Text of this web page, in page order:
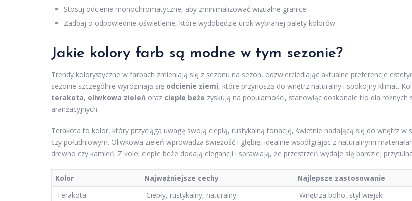
Stosuj odcienie monochromatyczne, aby zminimalizować wizualne granice.
Zadbaj o odpowiednie oświetlenie, które wydobędzie urok wybranej palety kolorów.
Jakie kolory farb są modne w tym sezonie?
Trendy kolorystyczne w farbach zmieniają się z sezonu na sezon, odzwierciedlając aktualne preferencje
sezonie szczególnie wyróżniają się odcienie ziemi, które przynoszą do wnętrz naturalny i spokojny klimat.
terakota, oliwkowa zieleń oraz ciepłe beże zyskują na popularności, stanowiąc doskonałe tło dla różnych
aranżacyjnych.
Terakota to kolor, który przyciąga uwagę swoją ciepłą, rustykalną tonację, świetnie nadającą się do wnętrz w
czy południowym. Oliwkowa zieleń wprowadza świeżość i głębię, idealnie współgrając z naturalnymi
drewno czy kamień. Z kolei ciepłe beże dodają elegancji i sprawiają, że przestrzeń wydaje się bardziej
Kolor Najważniejsze cechy
Najlepsze zastosowanie
Terakota
Ciepły, rustykalny, naturalny
Wnętrza boho, styl wiejski